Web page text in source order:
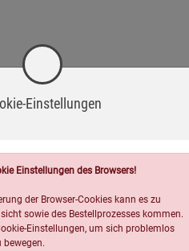
Interesse oder in einem
Einstellungen
Einstellungen des Browsers!
der Browser-Cookies kann es zu
sowie des Bestellprozesses kommen.
Einstellungen, um sich problemlos
bewegen.